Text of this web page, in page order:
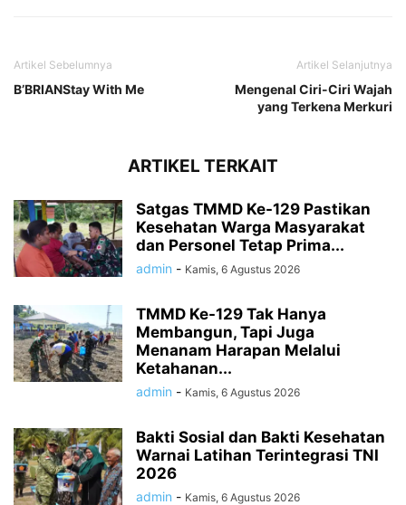
Artikel Sebelumnya
B’BRIANStay With Me
Artikel Selanjutnya
Mengenal Ciri-Ciri Wajah
yang Terkena Merkuri
ARTIKEL TERKAIT
Satgas TMMD Ke-129 Pastikan
Kesehatan Warga Masyarakat
dan Personel Tetap Prima...
admin - Kamis, 6 Agustus 2026
TMMD Ke-129 Tak Hanya
Membangun, Tapi Juga
Menanam Harapan Melalui
Ketahanan...
admin - Kamis, 6 Agustus 2026
Bakti Sosial dan Bakti Kesehatan
Warnai Latihan Terintegrasi TNI
2026
admin - Kamis, 6 Agustus 2026